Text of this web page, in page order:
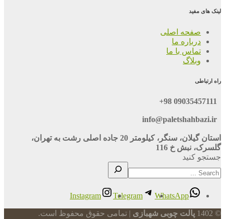
لینک های مفید
صفحه اصلی
درباره ما
تماس با ما
وبلاگ
راه ارتباطی
09035457111 98+
info@paletshahbazi.ir
استان گیلان، سنگر، کیلومتر 20 جاده اصلی رشت به تهران،
گلسرک، نبش خ 116
جستجو کنید
WhatsApp
Telegram
Instagram
© 1402 پالت چوبی شهبازی | تمامی حقوق محفوظ است.